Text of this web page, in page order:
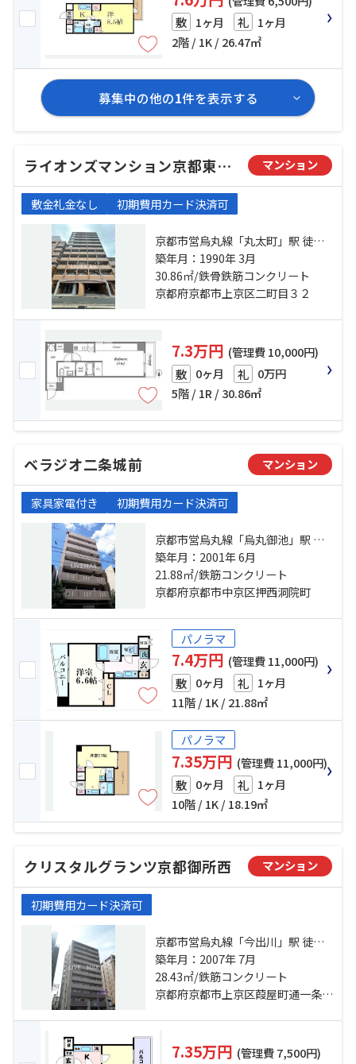
敷 1ヶ月 礼 1ヶ月
2階 / 1K / 26.47㎡
募集中の他の1件を表示する
ライオンズマンション京都東堀川 マンション
敷金礼金なし 初期費用カード決済可
京都市営烏丸線「丸太町」駅 徒歩
15分 京都市営烏丸線「今出川」
駅 徒歩19分 京都地下鉄東西線「二
条城前」駅 徒歩18分
築年月：1990年 3月
30.86㎡/鉄骨鉄筋コンクリート
京都府京都市上京区二町目３２
7.3万円 (管理費 10,000円)
敷 0ヶ月 礼 0万円
5階 / 1R / 30.86㎡
ベラジオ二条城前 マンション
家具家電付き 初期費用カード決済可
京都市営烏丸線「烏丸御池」駅 徒
歩5分 京都地下鉄東西線「二条城
前」駅 徒歩2分 京都市営烏丸線「丸
太町」駅 徒歩10分
築年月：2001年 6月
21.88㎡/鉄筋コンクリート
京都府京都市中京区押西洞院町
パノラマ
7.4万円 (管理費 11,000円)
敷 0ヶ月 礼 1ヶ月
11階 / 1K / 21.88㎡
パノラマ
7.35万円 (管理費 11,000円)
敷 0ヶ月 礼 1ヶ月
10階 / 1K / 18.19㎡
クリスタルグランツ京都御所西 マンション
初期費用カード決済可
京都市営烏丸線「今出川」駅 徒歩
13分 京都市営烏丸線「鞍馬口」
駅 徒歩23分 京都市営烏丸線「丸太
町」駅 徒歩23分
築年月：2007年 7月
28.43㎡/鉄筋コンクリート
京都府京都市上京区葭屋町通一条上る晴明町
7.35万円 (管理費 7,500円)